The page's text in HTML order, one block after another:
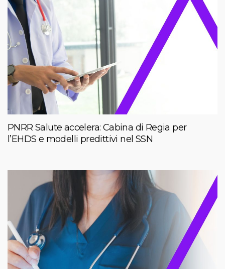
PNRR Salute accelera: Cabina di Regia per
l’EHDS e modelli predittivi nel SSN